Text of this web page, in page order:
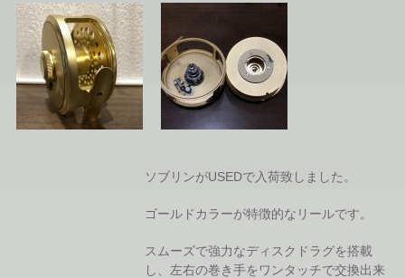
ソブリンがUSEDで入荷致しました。
ゴールドカラーが特徴的なリールです。
スムーズで強力なディスクドラグを搭載
し、左右の巻き手をワンタッチで交換出来